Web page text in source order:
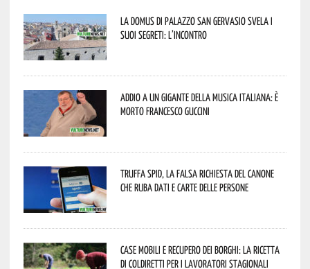
La Domus di Palazzo San Gervasio svela i
suoi segreti: l’incontro
Addio a un gigante della musica italiana: è
morto Francesco Guccini
Truffa Spid, la falsa richiesta del canone
che ruba dati e carte delle persone
Case mobili e recupero dei borghi: la ricetta
di Coldiretti per i lavoratori stagionali